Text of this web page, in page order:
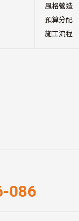
風格營造
預算分配
施工流程
086